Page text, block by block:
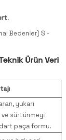
.
Bedenler) S -
Ürün Veri
yukarı
sürtünmeyi
paça formu.